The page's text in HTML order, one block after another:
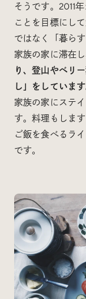
そうです。2011
ことを目標にし
ではなく「暮ら
家族の家に滞在
り、登山やベリ
し」をしていま
家族の家にステ
す。料理もしま
ご飯を食べるラ
です。